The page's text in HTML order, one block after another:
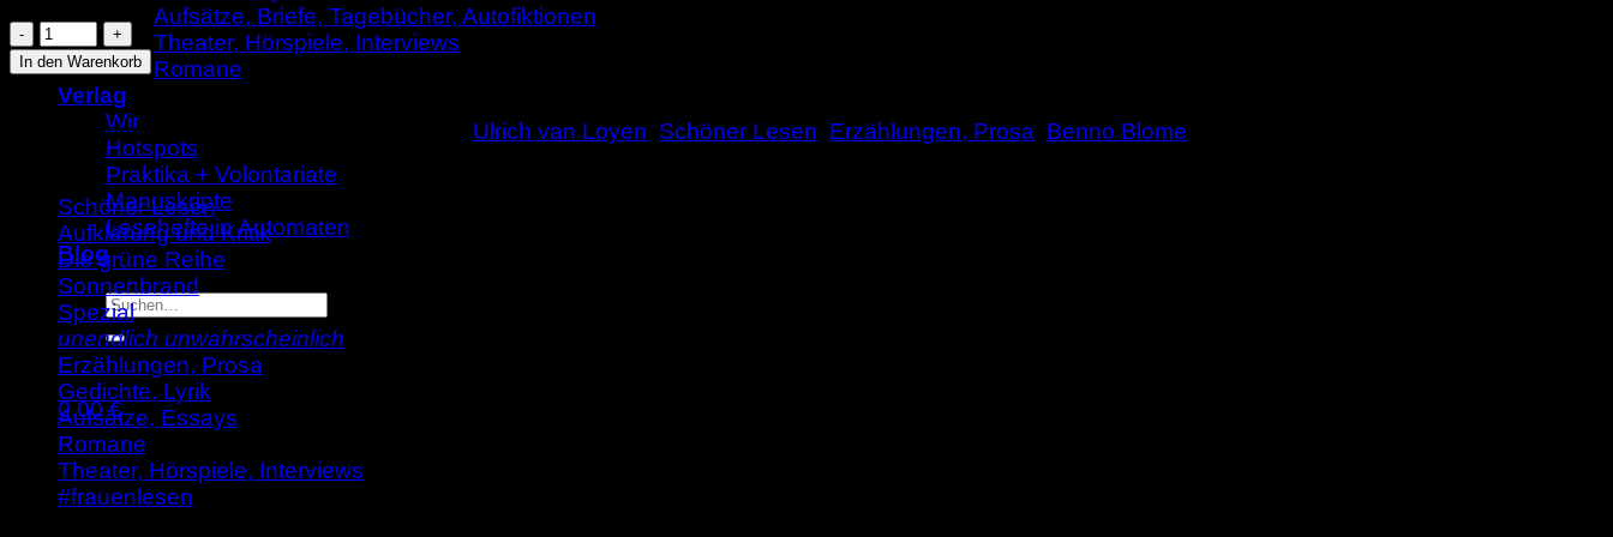
Aufsätze, Briefe, Tagebücher, Autofiktionen
Theater, Hörspiele, Interviews
Romane
Verlag
Wir
Hotspots
Praktika + Volontariate
Manuskripte
Lesehefte in Automaten
Blog
Suche
nach:
0,00€
Warenkorb
Ulrich
van
Loyen:
Galla
Menge
In den Warenkorb
Artikelnummer: Ulrich van Loyen Schöner Lesen Erzählungen, Prosa Benno Blome
Schöner Lesen
Aufklärung und Kritik
Die grüne Reihe
Sonnenbrand
Spezial
unendlich unwahrscheinlich
Erzählungen, Prosa
Gedichte, Lyrik
Aufsätze, Essays
Romane
Theater, Hörspiele, Interviews
#frauenlesen